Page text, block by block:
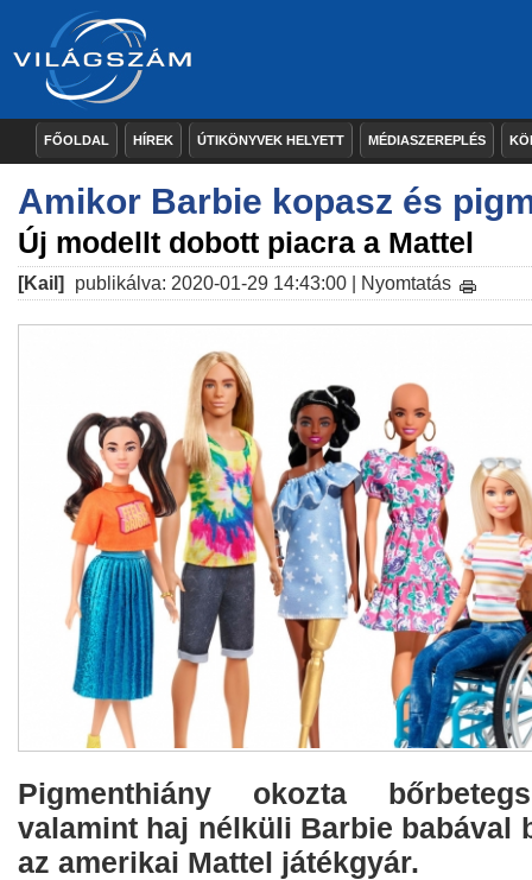
FŐOLDAL HÍREK ÚTIKÖNYVEK HELYETT MÉDIASZEREPLÉS
Amikor Barbie kopasz és
Új modellt dobott piacra a Mattel
[Kail] publikálva: 2020-01-29 14:43:00 | Nyomtatás
Pigmenthiány okozta
valamint haj nélküli Barbie babával
az amerikai Mattel játékgyár.